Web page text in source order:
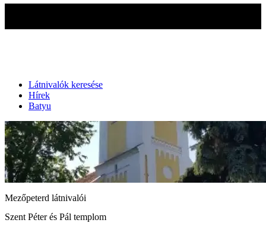
Látnivalók keresése
Hírek
Batyu
Mezőpeterd látnivalói
Szent Péter és Pál templom